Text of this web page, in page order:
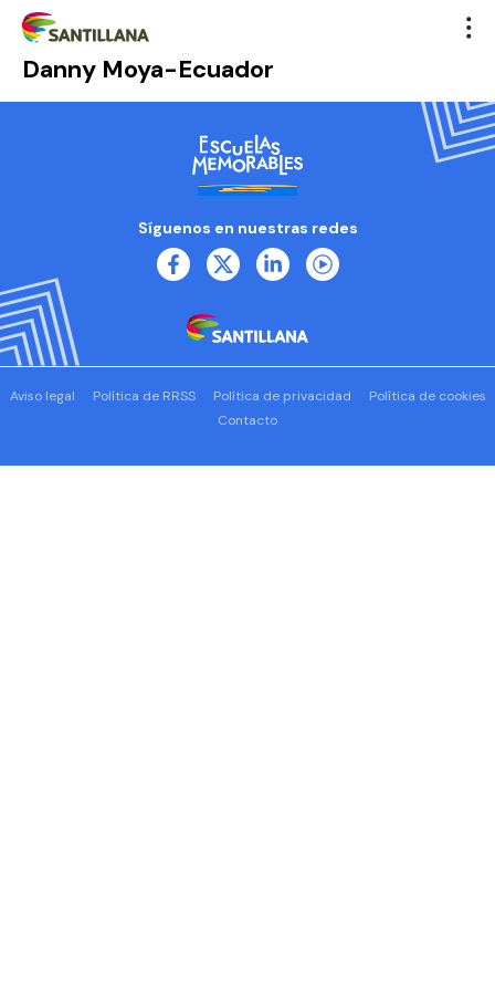
Danny Moya-Ecuador
Síguenos en nuestras redes
Aviso legal Política de RRSS Política de privacidad
Política de cookies
Contacto